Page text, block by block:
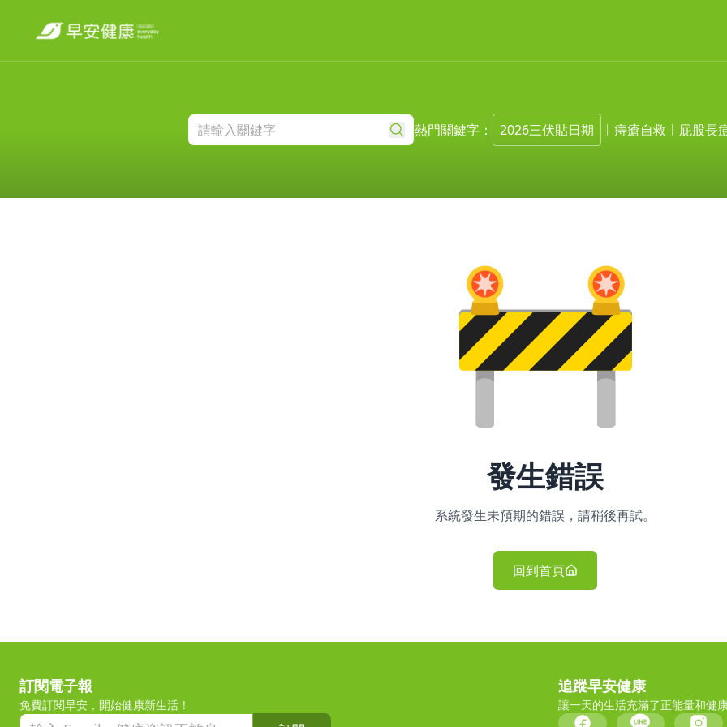
熱門關鍵字： 2026三伏貼日期 痔瘡自救 屁股長
發生錯誤
系統發生未預期的錯誤，請稍後再試。
回到首頁
訂閱電子報
免費訂閱早安，開始健康新生活！
追蹤早安健康
讓一天的生活充滿了正能量和健